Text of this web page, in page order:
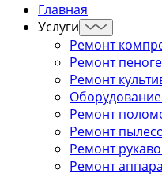
Главная
Услуги
Ремонт
Ремонт
Ремонт
Ремонт
Ремонт
Ремонт
Ремонт